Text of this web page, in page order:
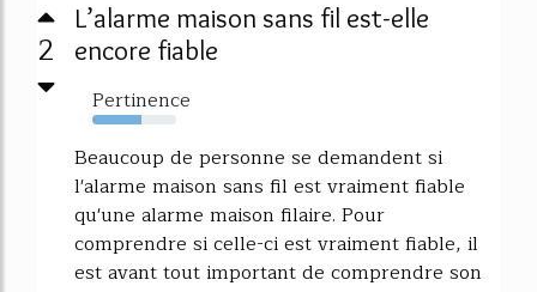
2
L’alarme maison sans fil est-elle
encore fiable
Pertinence
59%
Beaucoup de personne se demandent si
l'alarme maison sans fil est vraiment fiable
qu'une alarme maison filaire. Pour
comprendre si celle-ci est vraiment fiable, il
est avant tout important de comprendre son